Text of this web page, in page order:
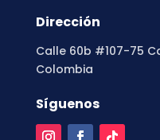
Dirección
Calle 60b #107-75
Colombia
Síguenos